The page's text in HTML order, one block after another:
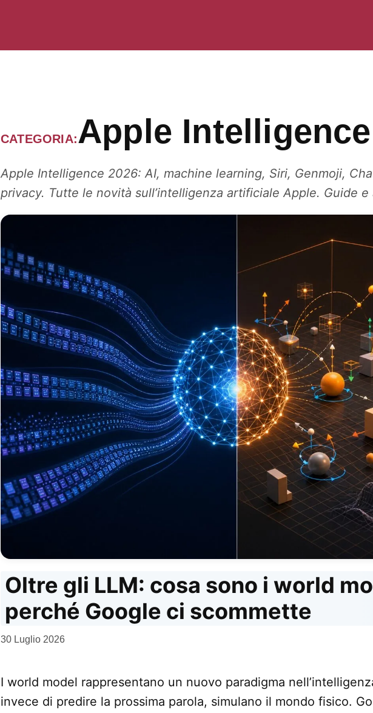
CATEGORIA:Apple Intelligence
Apple Intelligence 2026: AI, machine learning, Siri, Genmoji,
privacy. Tutte le novità sull’intelligenza artificiale Apple. Guide
Oltre gli LLM: cosa sono i world
perché Google ci scommette
da
30 Luglio 2026
I world model rappresentano un nuovo paradigma
invece di predire la prossima parola, simulano il mondo fisico.